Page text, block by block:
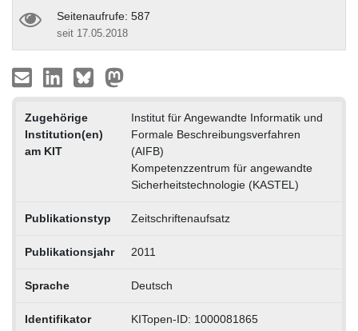
Seitenaufrufe: 587
seit 17.05.2018
Zugehörige
Institution(en)
am KIT
Institut für Angewandte Informatik und
Formale Beschreibungsverfahren
(AIFB)
Kompetenzzentrum für angewandte
Sicherheitstechnologie (KASTEL)
Publikationstyp Zeitschriftenaufsatz
Publikationsjahr 2011
Sprache Deutsch
Identifikator KITopen-ID: 1000081865